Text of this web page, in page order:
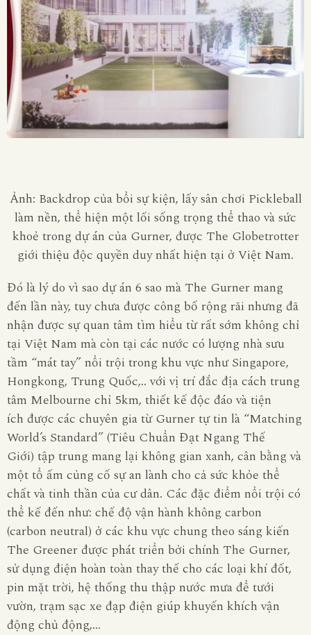
Ảnh: Backdrop của bổi sự kiện, lấy sân chơi Pickleball
làm nền, thể hiện một lối sống trọng thể thao và sức
khoẻ trong dự án của Gurner, được The Globetrotter
giới thiệu độc quyền duy nhất hiện tại ở Việt Nam.
Đó là lý do vì sao dự án 6 sao mà The Gurnermang
đến lần này, tuy chưa được công bố rộng rãi nhưng đã
nhận được sự quan tâm tìm hiểu từ rất sớm không chỉ
tại Việt Nam mà còn tại các nước có lượng nhà sưu
tầm “mát tay” nổi trội trong khu vực như Singapore,
Hongkong, Trung Quốc,.. với vị trí đắc địa cách trung
tâm Melbourne chỉ 5km, thiết kế độc đáo và tiện
ích được các chuyên gia từ Gurner tự tin là “Matching
World’s Standard” (Tiêu Chuẩn Đạt Ngang Thế
Giới) tập trung mang lại không gian xanh, cân bằng và
một tổ ấm củng cố sự an lành cho cả sức khỏe thể
chất và tinh thần của cư dân. Các đặc điểm nổi trội có
thể kế đến như: chế độ vận hành không carbon
(carbon neutral) ở các khu vực chung theo sáng kiến
The Greener được phát triển bởi chính The Gurner,
sử dụng điện hoàn toàn thay thế cho các loại khí đốt,
pin mặt trời, hệ thống thu thập nước mưa để tưới
vườn, trạm sạc xe đạp điện giúp khuyến khích vận
động chủ động,…